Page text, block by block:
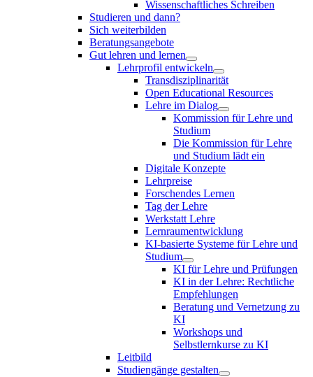
Wissenschaftliches Schreiben
Studieren und dann?
Sich weiterbilden
Beratungsangebote
Gut lehren und lernen
Lehrprofil entwickeln
Transdisziplinarität
Open Educational Resources
Lehre im Dialog
Kommission für Lehre und
Studium
Die Kommission für Lehre
und Studium lädt ein
Digitale Konzepte
Lehrpreise
Forschendes Lernen
Tag der Lehre
Werkstatt Lehre
Lernraumentwicklung
KI-basierte Systeme für Lehre und
Studium
KI für Lehre und Prüfungen
KI in der Lehre: Rechtliche
Empfehlungen
Beratung und Vernetzung zu
KI
Workshops und
Selbstlernkurse zu KI
Leitbild
Studiengänge gestalten